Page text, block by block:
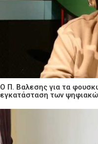
Ο Π. Βαλεσης για τα
εγκατάσταση των